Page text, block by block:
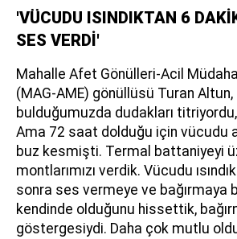
'VÜCUDU ISINDIKTAN 6
SES VERDİ'
Mahalle Afet Gönülleri-Acil
(MAG-AME) gönüllüsü Turan Altun,
bulduğumuzda dudakları titriyordu,
Ama 72 saat dolduğu için vücudu
buz kesmişti. Termal battaniyeyi
montlarımızı verdik. Vücudu
sonra ses vermeye ve bağırmaya
kendinde olduğunu hissettik,
göstergesiydi. Daha çok mutlu